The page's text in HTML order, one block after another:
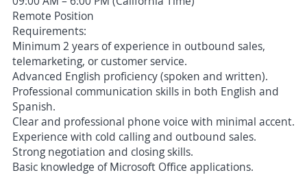
Remote Position
Requirements:
Minimum 2 years of experience in outbound sales,
telemarketing, or customer service.
Advanced English proficiency (spoken and written).
Professional communication skills in both English and
Spanish.
Clear and professional phone voice with minimal accent.
Experience with cold calling and outbound sales.
Strong negotiation and closing skills.
Basic knowledge of Microsoft Office applications.